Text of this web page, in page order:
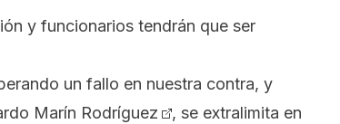
y funcionarios tendrán que ser
un fallo en nuestra contra, y
Marín Rodríguez
, se extralimita en